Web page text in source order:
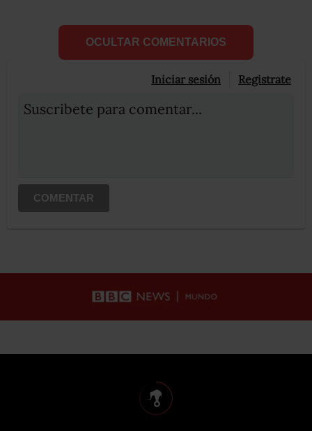
OCULTAR COMENTARIOS
Iniciar sesión Registrate
Suscribete para comentar...
COMENTAR